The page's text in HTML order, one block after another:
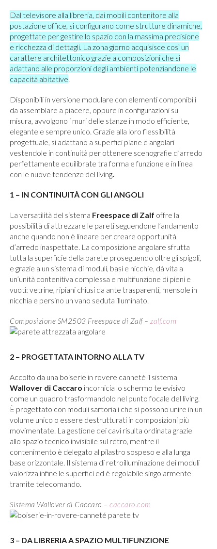
Dal televisore alla libreria, dai mobili contenitore alla
postazione office, si configurano come strutture dinamiche,
progettate per gestire lo spazio con la massima precisione
e ricchezza di dettagli. La zona giorno acquisisce così un
carattere architettonico grazie a composizioni che si
adattano alle proporzioni degli ambienti potenziandone le
capacità abitative.
Disponibili in versione modulare con elementi componibili
da assemblare a piacere, oppure in configurazioni su
misura, avvolgono i muri delle stanze in modo efficiente,
elegante e sempre unico. Grazie alla loro flessibilità
progettuale, si adattano a superfici piane e angolari
vestendole in continuità per ottenere scenografie d’arredo
perfettamente equilibrate tra forma e funzione e in linea
con le nuove tendenze del living.
1 – IN CONTINUITÀ CON GLI ANGOLI
La versatilità del sistema Freespace di Zalf offre la
possibilità di attrezzare le pareti seguendone l’andamento
anche quando non è lineare per creare opportunità
d’arredo inaspettate. La composizione angolare sfrutta
tutta la superficie della parete proseguendo oltre gli spigoli,
e grazie a un sistema di moduli, basi e nicchie, dà vita a
un’unità contenitiva complessa e multifunzione di pieni e
vuoti: vetrine, ripiani chiusi da ante trasparenti, mensole in
nicchia e persino un vano seduta illuminato.
Composizione SM2503 Freespace di Zalf – zalf.com
2 – PROGETTATA INTORNO ALLA TV
Accolto da una boiserie in rovere canneté il sistema
Wallover di Caccaro incornicia lo schermo televisivo
come un quadro trasformandolo nel punto focale del living.
È progettato con moduli sartoriali che si possono unire in un
volume unico o essere destrutturati in composizioni più
movimentate. La gestione dei cavi risulta ordinata grazie
allo spazio tecnico invisibile sul retro, mentre il
contenimento è delegato al pilastro sospeso e alla lunga
base orizzontale. Il sistema di retroilluminazione dei moduli
valorizza infine le superfici ed è regolabile singolarmente
tramite telecomando.
Sistema Wallover di Caccaro – caccaro.com
3 – DA LIBRERIA A SPAZIO MULTIFUNZIONE